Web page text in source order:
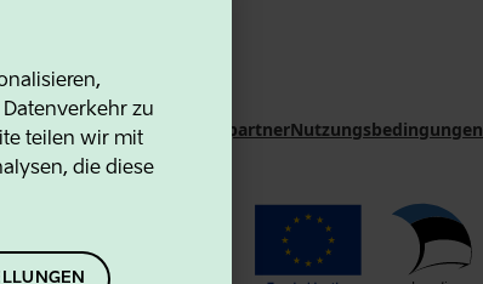
zu
teilen wir mit
die diese
Kontakte KooperationspartnerNutzungsbedingungen